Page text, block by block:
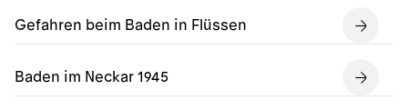
Gefahren beim Baden in Flüssen
Baden im Neckar 1945